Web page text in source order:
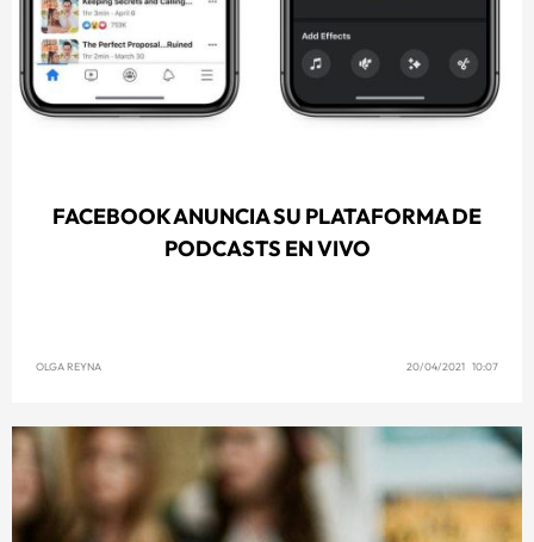
FACEBOOK ANUNCIA SU PLATAFORMA DE
PODCASTS EN VIVO
OLGA REYNA 20/04/2021 10:07